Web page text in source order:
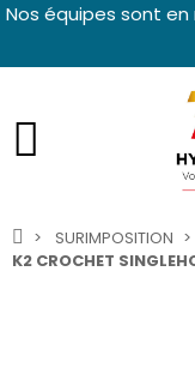
Nos équipes sont
SURIMPOSITION
K2 CROCHET